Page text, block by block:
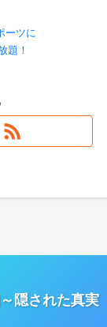
ーツに
題！
隠された真実